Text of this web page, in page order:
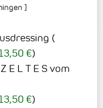
]
(
€)
E L T E S vom
€)